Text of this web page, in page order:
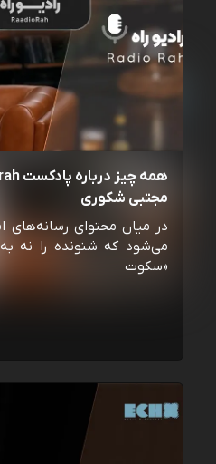
مجتبی شکوری
در میان محتوای رسانه‌های
می‌شود که شنونده را نه
«سکوت